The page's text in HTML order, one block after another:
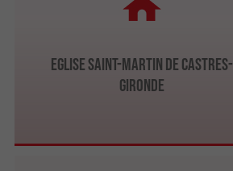
Eglise Saint-Martin de Castres-
Gironde